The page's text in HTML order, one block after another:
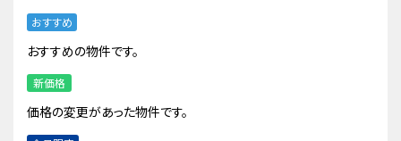
おすすめ
おすすめの物件です。
新価格
価格の変更があった物件です。